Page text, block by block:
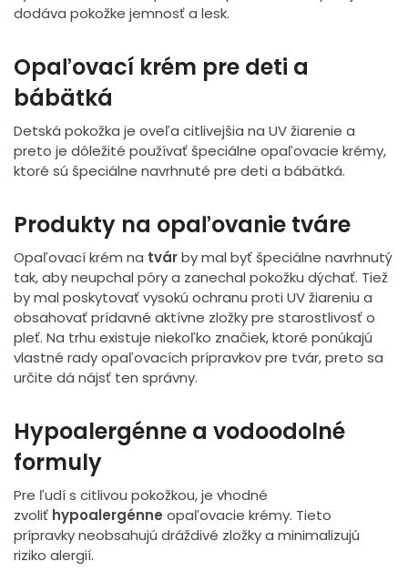
dodáva pokožke jemnosť a lesk.
Opaľovací krém pre deti a
bábätká
Detská pokožka je oveľa citlivejšia na UV žiarenie a
preto je dôležité používať špeciálne opaľovacie krémy,
ktoré sú špeciálne navrhnuté pre deti a bábätká.
Produkty na opaľovanie tváre
Opaľovací krém na tvárby mal byť špeciálne navrhnutý
tak, aby neupchal póry a zanechal pokožku dýchať. Tiež
by mal poskytovať vysokú ochranu proti UV žiareniu a
obsahovať prídavné aktívne zložky pre starostlivosť o
pleť. Na trhu existuje niekoľko značiek, ktoré ponúkajú
vlastné rady opaľovacích prípravkov pre tvár, preto sa
určite dá nájsť ten správny.
Hypoalergénne a vodoodolné
formuly
Pre ľudí s citlivou pokožkou, je vhodné
zvoliť hypoalergénne opaľovacie krémy. Tieto
prípravky neobsahujú dráždivé zložky a minimalizujú
riziko alergií.